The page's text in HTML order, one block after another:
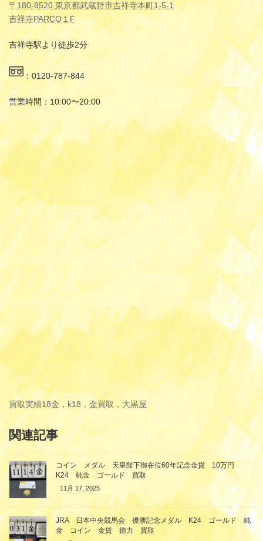
〒180-8520 東京都武蔵野市吉祥寺本町1-5-1
吉祥寺PARCO１F
吉祥寺駅より徒歩2分
：0120-787-844
営業時間：10:00〜20:00
買取実績18金，k18，金買取，大黒屋
関連記事
コイン メダル 天皇陛下御在位60年記念金貨 10万円
K24 純金 ゴールド 買取
11月 17, 2025
JRA 日本中央競馬会 優勝記念メダル K24 ゴールド 純
金 コイン 金貨 徳力 買取